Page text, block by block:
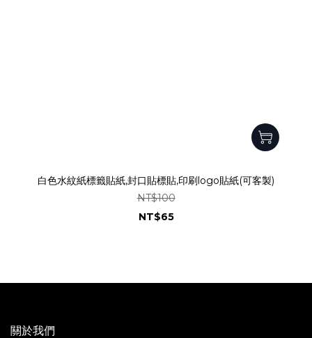
白色水紋紙標籤貼紙,封口貼標貼,印刷logo貼紙(可客製)
NT$100
NT$65
關於我們